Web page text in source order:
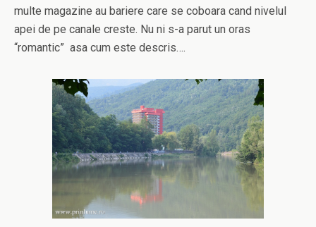
multe magazine au bariere care se coboara cand nivelul
apei de pe canale creste. Nu ni s-a parut un oras
“romantic” asa cum este descris….